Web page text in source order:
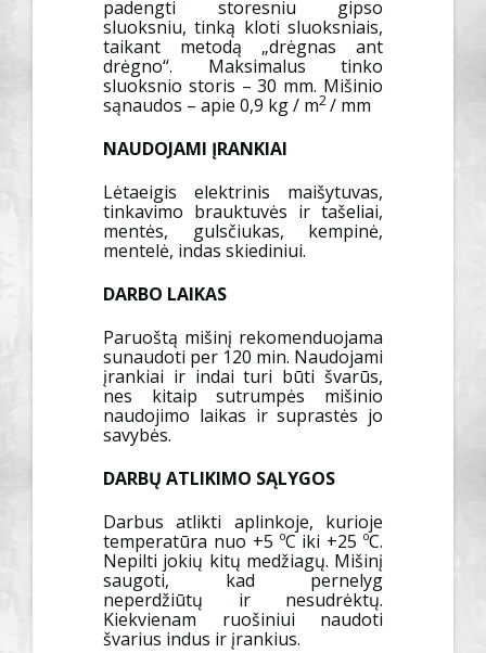
padengti storesniu gipso
sluoksniu, tinką kloti sluoksniais,
taikant metodą „drėgnas ant
drėgno“. Maksimalus tinko
sluoksnio storis – 30 mm. Mišinio
sąnaudos – apie 0,9 kg / m2/ mm
NAUDOJAMI ĮRANKIAI
Lėtaeigis elektrinis maišytuvas,
tinkavimo brauktuvės ir tašeliai,
mentės, gulsčiukas, kempinė,
mentelė, indas skiediniui.
DARBO LAIKAS
Paruoštą mišinį rekomenduojama
sunaudoti per 120 min. Naudojami
įrankiai ir indai turi būti švarūs,
nes kitaip sutrumpės mišinio
naudojimo laikas ir suprastės jo
savybės.
DARBŲ ATLIKIMO SĄLYGOS
Darbus atlikti aplinkoje, kurioje
temperatūra nuo +5 ºC iki +25 ºC.
Nepilti jokių kitų medžiagų. Mišinį
saugoti, kad pernelyg
neperdžiūtų ir nesudrėktų.
Kiekvienam ruošiniui naudoti
švarius indus ir įrankius.